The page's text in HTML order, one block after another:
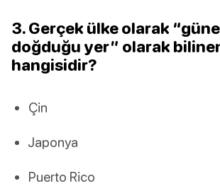
3. Gerçek ülke olarak
doğduğu yer” olarak
hangisidir?
Çin
Japonya
Puerto Rico